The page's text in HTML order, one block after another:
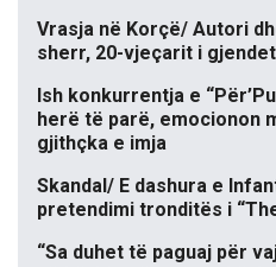
Vrasja në Korçë/ Autori
sherr, 20-vjeçarit i
Ish konkurrentja e
herë të parë, emocionon
gjithçka e imja
Skandal/ E dashura e
pretendimi tronditës i
“Sa duhet të paguaj për